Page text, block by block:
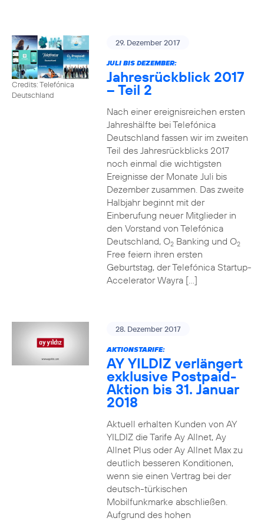
Credits: Telefónica
Deutschland
29. Dezember 2017
JULI BIS DEZEMBER:
Jahresrückblick 2017
– Teil 2
Nach einer ereignisreichen ersten
Jahreshälfte bei Telefónica
Deutschland fassen wir im zweiten
Teil des Jahresrückblicks 2017
noch einmal die wichtigsten
Ereignisse der Monate Juli bis
Dezember zusammen. Das zweite
Halbjahr beginnt mit der
Einberufung neuer Mitglieder in
den Vorstand von Telefónica
Deutschland, O2Banking und O2
Free feiern ihren ersten
Geburtstag, der Telefónica Startup-
Accelerator Wayra […]
28. Dezember 2017
AKTIONSTARIFE:
AY YILDIZ verlängert
exklusive Postpaid-
Aktion bis 31. Januar
2018
Aktuell erhalten Kunden von AY
YILDIZ die Tarife Ay Allnet, Ay
Allnet Plus oder Ay Allnet Max zu
deutlich besseren Konditionen,
wenn sie einen Vertrag bei der
deutsch-türkischen
Mobilfunkmarke abschließen.
Aufgrund des hohen